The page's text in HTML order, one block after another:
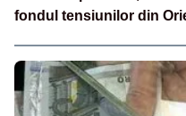
fondul tensiunilor din